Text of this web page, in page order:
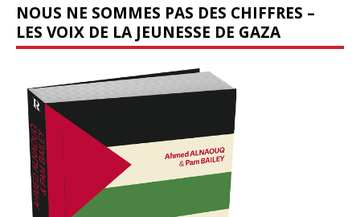
NOUS NE SOMMES PAS DES CHIFFRES –
LES VOIX DE LA JEUNESSE DE GAZA